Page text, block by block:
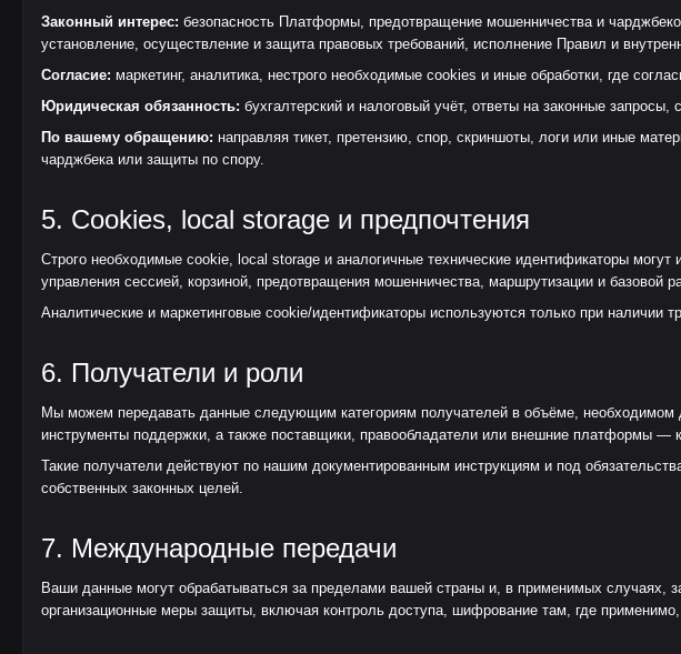
Законный интерес: безопасность Платформы, предотвращение мошенничества и
установление, осуществление и защита правовых требований, исполнение Правил и
Согласие: маркетинг, аналитика, нестрого необходимые cookies и иные обработки, где
Юридическая обязанность: бухгалтерский и налоговый учёт, ответы на законные
По вашему обращению: направляя тикет, претензию, спор, скриншоты, логи или иные
чарджбека или защиты по спору.
5. Cookies, local storage и предпочтения
Строго необходимые cookie, local storage и аналогичные технические идентификаторы могут
управления сессией, корзиной, предотвращения мошенничества, маршрутизации и базовой
Аналитические и маркетинговые cookie/идентификаторы используются только при наличии
6. Получатели и роли
Мы можем передавать данные следующим категориям получателей в объёме,
инструменты поддержки, а также поставщики, правообладатели или внешние платформы —
Такие получатели действуют по нашим документированным инструкциям и под
собственных законных целей.
7. Международные передачи
Ваши данные могут обрабатываться за пределами вашей страны и, в применимых случаях,
организационные меры защиты, включая контроль доступа, шифрование там, где